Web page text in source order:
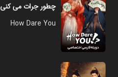
چطور جرات می‌ کنی
How Dare You